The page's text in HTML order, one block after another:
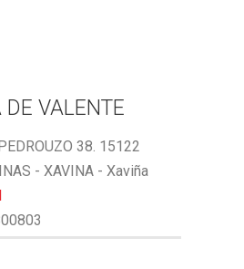
DE VALENTE
38. 15122
- XAVINA - Xaviña